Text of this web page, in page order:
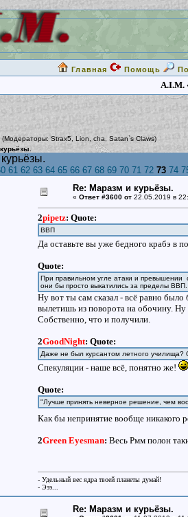
Главная Помощь
A.I.M.
(Модераторы:Strax5, Lion cha Satan`s Claws)
61 62 63 64 65 66 67 68 69 70 71 72 73 74
Re: Маразм и курьёзы.
« Ответ #3600 от22.05.2019 в
2pipetz: Quote:
ВВП
Да оставьте вы уже бедного крабэ в
Quote:
При правильном угле атаки и превышении
они бы просто выкатились за пределы ВВП.
Ну вот ты сам сказал - всё равно
вылетишь из поворота на обочину.
Собственно, что и получили.
2GoodNight: Quote:
Даже не был курсантом летного училища?
Спекуляции - наше всё, понятно же!
Quote:
"Лучше принять неверное решение, чем
Как бы непринятие вообще никакого
2Green Eyesman: Весь Рмм полон
- Удельный вес ядра твоей планеты думай!
- Эээ...
Re: Маразм и курьёзы.